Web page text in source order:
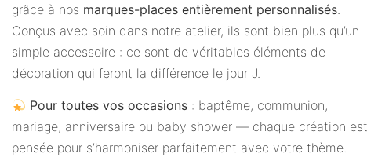
grâce à nos marques-places entièrement personnalisés
Conçus avec soin dans notre atelier, ils sont bien plus qu’un
simple accessoire : ce sont de véritables éléments de
décoration qui feront la différence le jour J.
Pour toutes vos occasions : baptême, communion,
mariage, anniversaire ou baby shower — chaque création est
pensée pour s’harmoniser parfaitement avec votre thème.